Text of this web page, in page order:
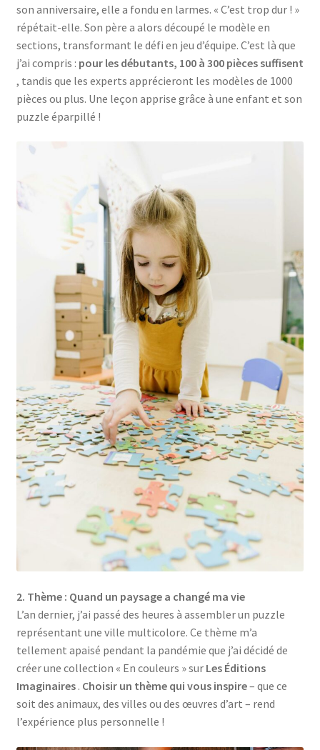
son anniversaire, elle a fondu en larmes. « C’est trop dur ! »
répétait-elle. Son père a alors découpé le modèle en
sections, transformant le défi en jeu d’équipe. C’est là que
j’ai compris : pour les débutants, 100 à 300 pièces suffisent
, tandis que les experts apprécieront les modèles de 1000
pièces ou plus. Une leçon apprise grâce à une enfant et son
puzzle éparpillé !
2. Thème : Quand un paysage a changé ma vie
L’an dernier, j’ai passé des heures à assembler un puzzle
représentant une ville multicolore. Ce thème m’a
tellement apaisé pendant la pandémie que j’ai décidé de
créer une collection « En couleurs » sur Les Éditions
Imaginaires . Choisir un thème qui vous inspire– que ce
soit des animaux, des villes ou des œuvres d’art – rend
l’expérience plus personnelle !